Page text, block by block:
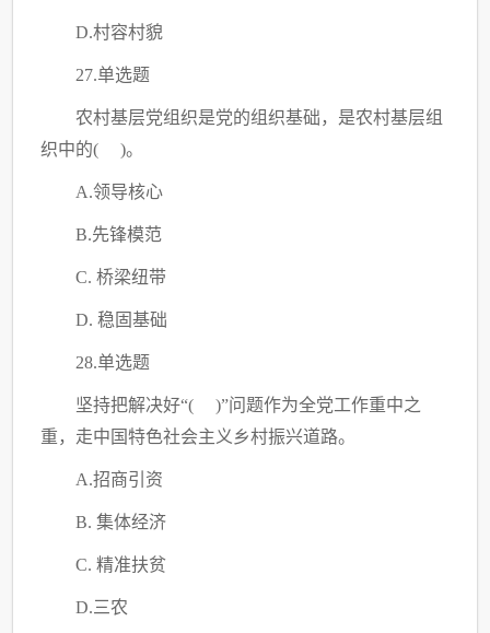
D.村容村貌
27.单选题
农村基层党组织是党的组织基础，是农村基层组
织中的( )。
A.领导核心
B.先锋模范
C. 桥梁纽带
D. 稳固基础
28.单选题
坚持把解决好“( )”问题作为全党工作重中之
重，走中国特色社会主义乡村振兴道路。
A.招商引资
B. 集体经济
C. 精准扶贫
D.三农